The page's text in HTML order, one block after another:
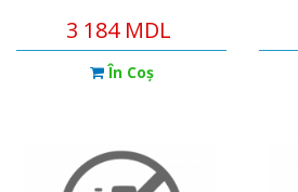
3 184 MDL
În Coş